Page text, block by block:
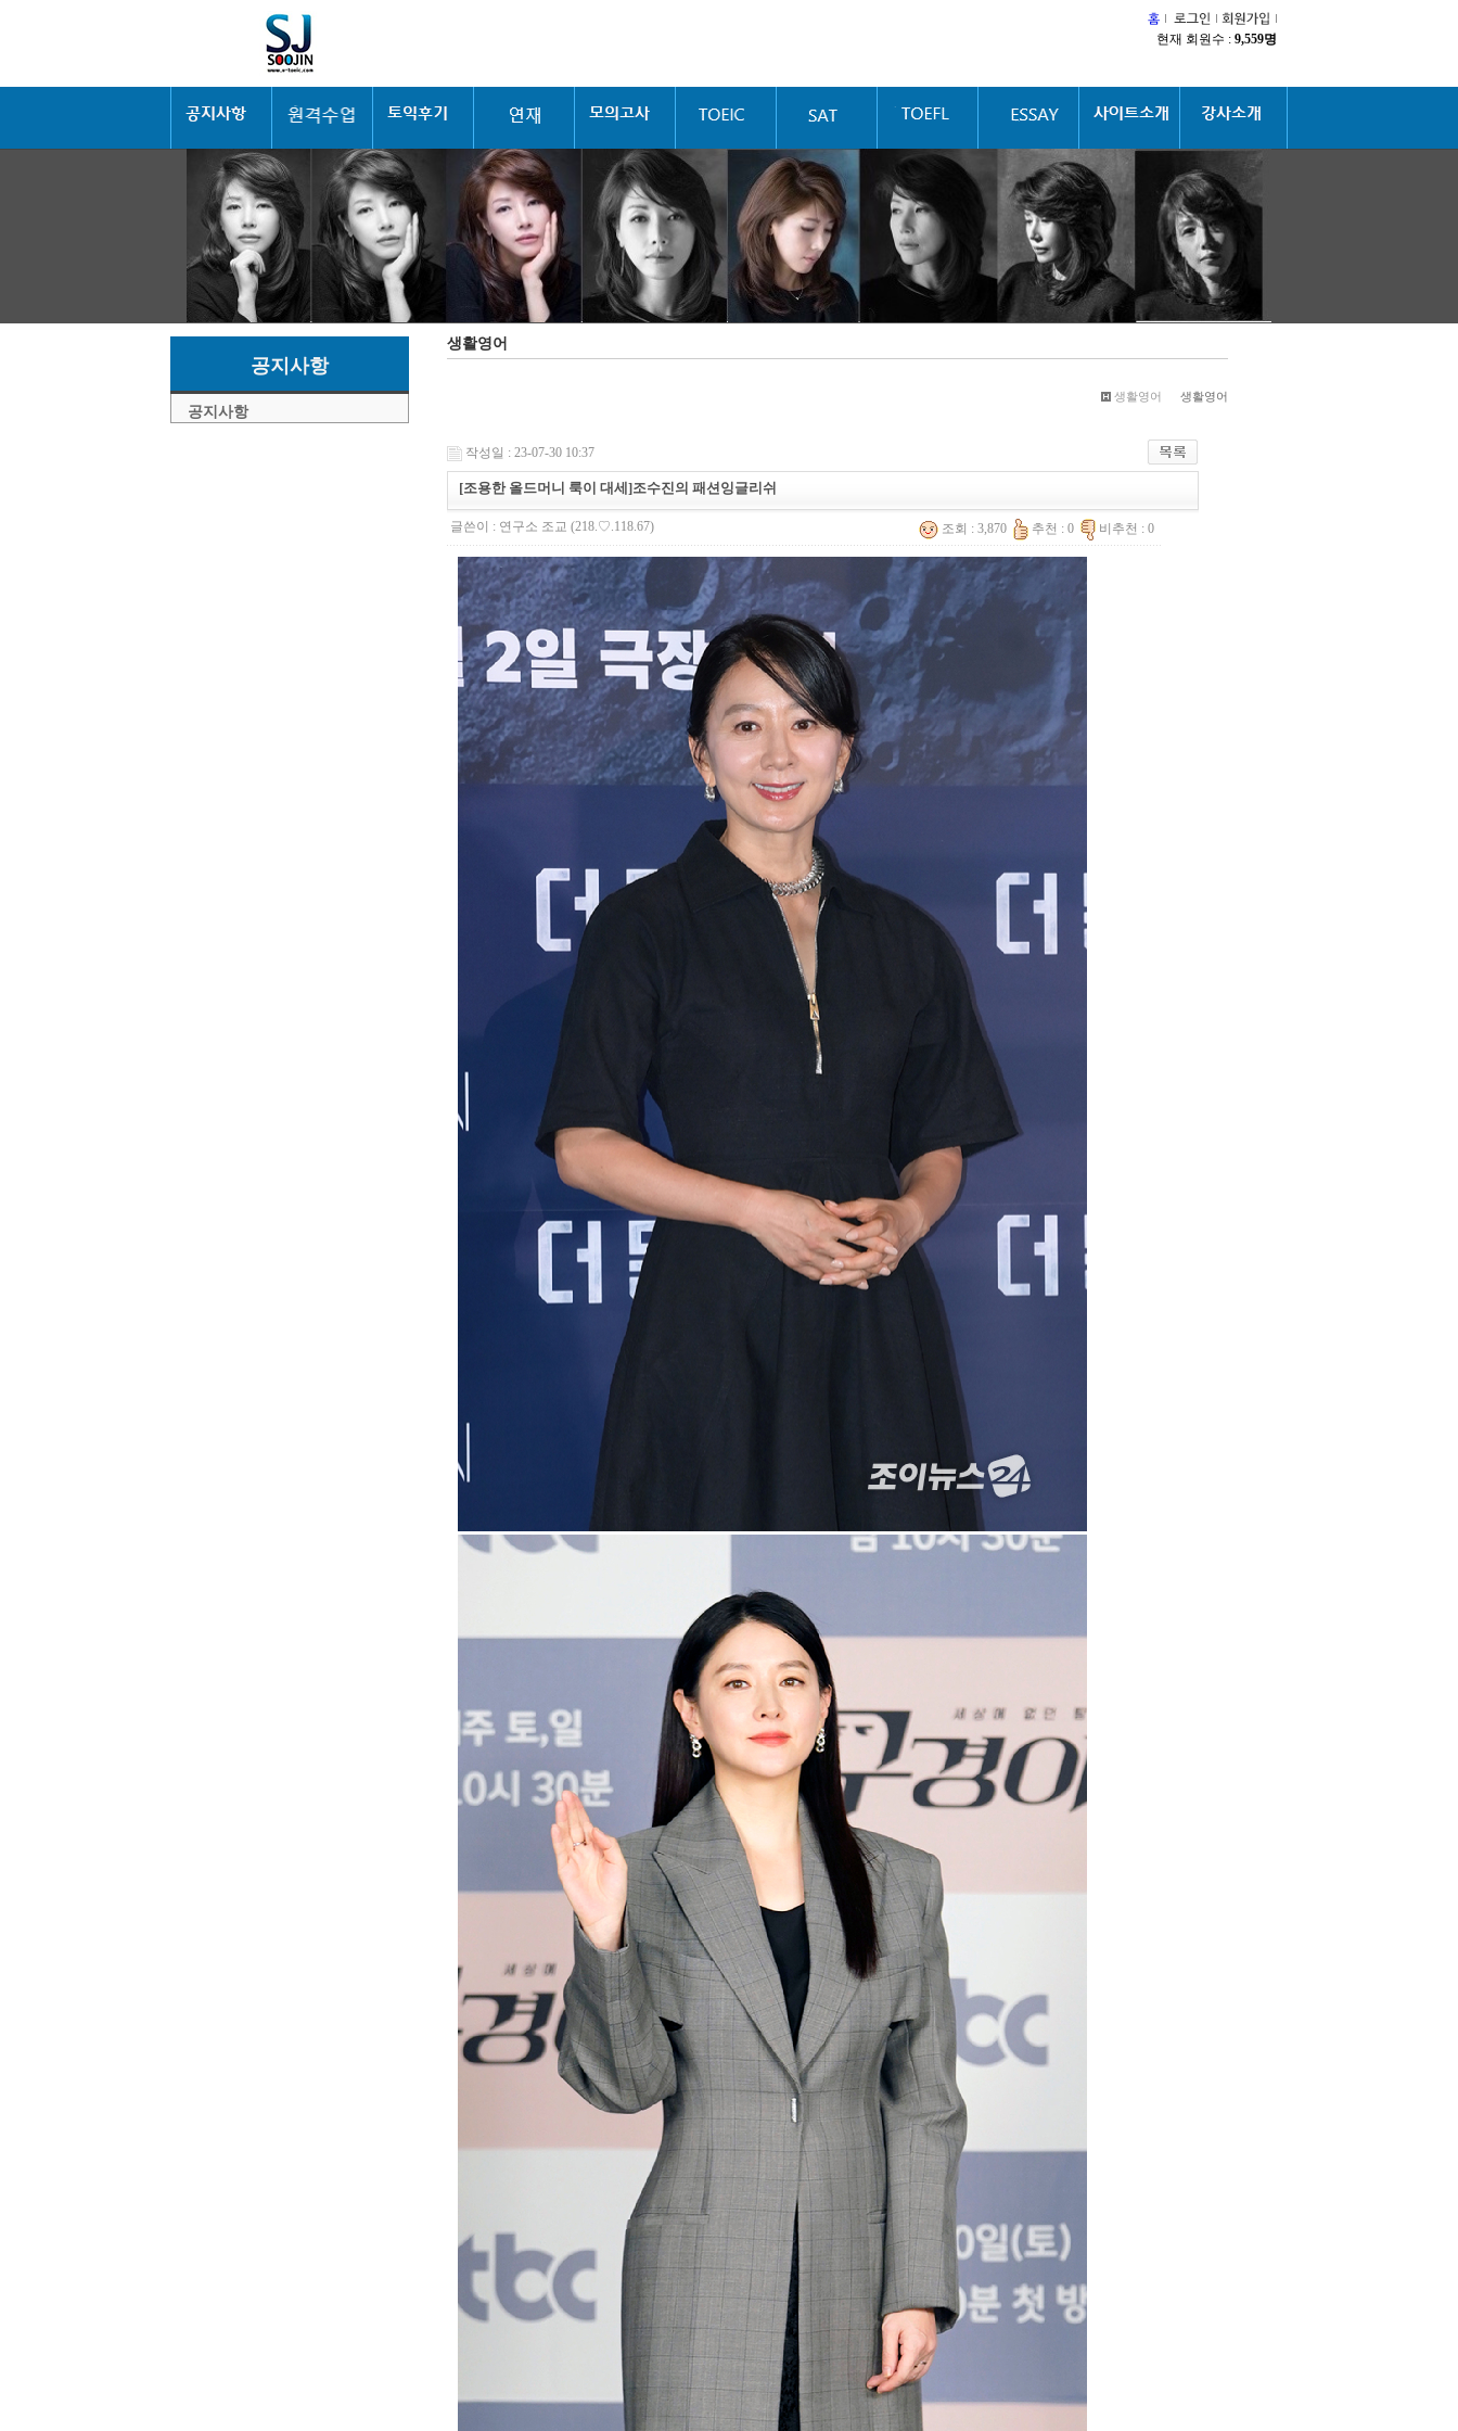
현재 회원수 : 9,559명
공지사항
공지사항
생활영어
생활영어 생활영어
작성일 : 23-07-30 10:37
[조용한 올드머니 룩이 대세]조수진의 패션잉글리쉬
글쓴이 : 연구소 조교 (218.♡.118.67) 조회 : 3,870 추천 : 0 비추천 : 0